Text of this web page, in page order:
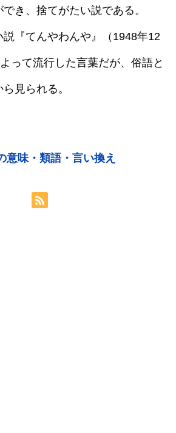
き、捨てがたい説である。
『てんやわんや』（1948年12
って流行した言葉だが、俗語と
見られる。
意味・類語・言い換え